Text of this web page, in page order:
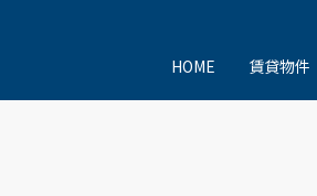
HOME 賃貸物件